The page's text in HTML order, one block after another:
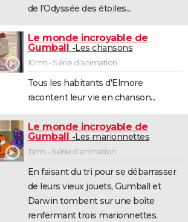
de l'Odyssée des étoiles...
Le monde incroyable de
Gumball
Les chansons
10mn - Série d'animation
Tous les habitants d'Elmore
racontent leur vie en chanson...
Le monde incroyable de
Gumball
Les marionnettes
15mn - Série d'animation
En faisant du tri pour se débarrasser
de leurs vieux jouets, Gumball et
Darwin tombent sur une boîte
renfermant trois marionnettes.